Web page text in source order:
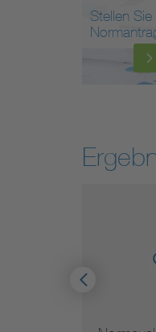
Stellen Sie